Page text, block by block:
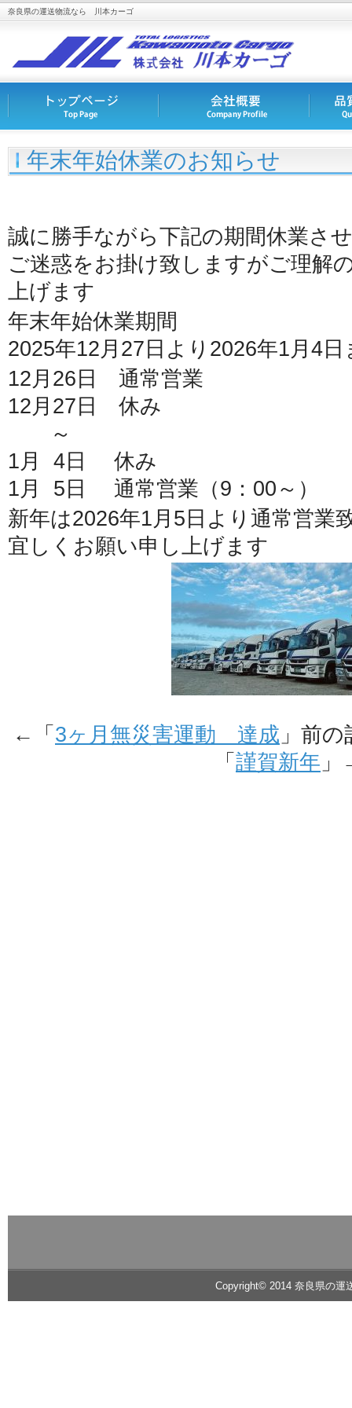
奈良県の運送物流なら 川本カーゴ
年末年始休業のお知らせ
誠に勝手ながら下記の期間休業さ
ご迷惑をお掛け致しますがご理解
上げます
年末年始休業期間
2025年12月27日より2026年1月4日
12月26日 通常営業
12月27日 休み
～
1月 4日 休み
1月 5日 通常営業（9：00～）
新年は2026年1月5日より通常営業
宜しくお願い申し上げます
←「 3ヶ月無災害運動 達成 」前
「 謹賀新年
Copyright© 2014 奈良県の